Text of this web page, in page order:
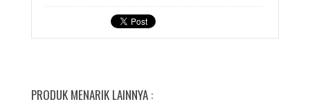
PRODUK MENARIK LAINNYA :